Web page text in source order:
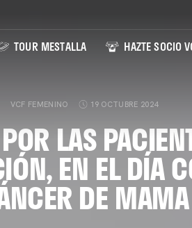
TOUR MESTALLA HAZTE SOCIO
VCF FEMENINO 19 OCTUBRE 2024
LAS
EN EL DÍA
DE MAMA